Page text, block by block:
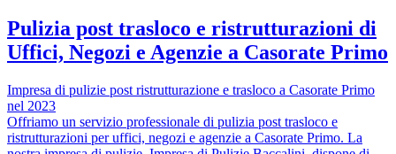
Pulizia post trasloco e ristrutturazioni di
Uffici, Negozi e Agenzie a Casorate Primo
Impresa di pulizie post ristrutturazione e trasloco a Casorate Primo
nel 2023
Offriamo un servizio professionale di pulizia post trasloco e
ristrutturazioni per uffici, negozi e agenzie a Casorate Primo. La